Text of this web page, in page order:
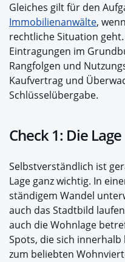
Gleiches gilt für den
Immobilienanwälte,
rechtliche Situation
Eintragungen im
Rangfolgen und
Kaufvertrag und
Schlüsselübergabe.
Check 1: Die Lage
Selbstverständlich ist
Lage ganz wichtig. In
ständigem Wandel
auch das Stadtbild
auch die Wohnlage
Spots, die sich
zum beliebten